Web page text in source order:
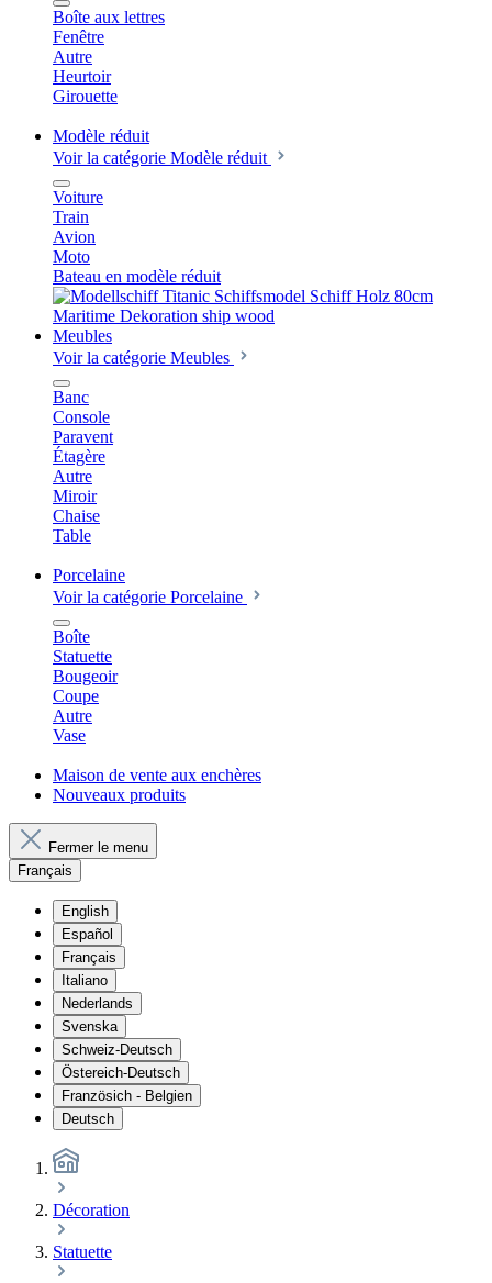
Boîte aux lettres
Fenêtre
Autre
Heurtoir
Girouette
Modèle réduit
Voir la catégorie Modèle réduit
Voiture
Train
Avion
Moto
Bateau en modèle réduit
Meubles
Voir la catégorie Meubles
Banc
Console
Paravent
Étagère
Autre
Miroir
Chaise
Table
Porcelaine
Voir la catégorie Porcelaine
Boîte
Statuette
Bougeoir
Coupe
Autre
Vase
Maison de vente aux enchères
Nouveaux produits
Fermer le menu
Français
English
Español
Français
Italiano
Nederlands
Svenska
Schweiz-Deutsch
Östereich-Deutsch
Französich - Belgien
Deutsch
Décoration
Statuette